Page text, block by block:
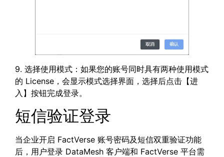
9. 选择使用模式：如果您的账号同时具有两种使用模式
的 License，会显示模式选择界面，选择后点击【进
入】按钮完成登录。
短信验证登录
当企业开启 FactVerse 账号密码及短信双重验证功能
后，用户登录 DataMesh 客户端和 FactVerse 平台需